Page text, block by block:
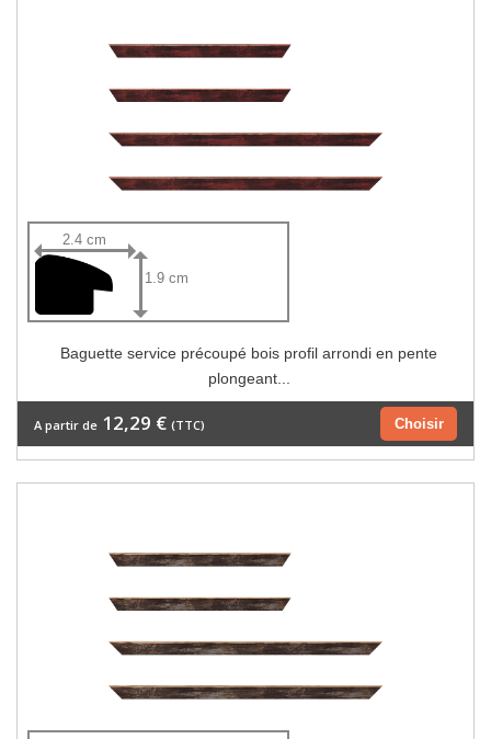
2.4 cm
1.9 cm
Baguette service précoupé bois profil arrondi en pente
plongeant...
Choisir
A partir de 12,29 € (TTC)